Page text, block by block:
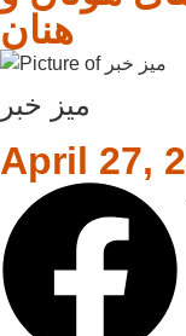
هنان
میز خبر
April 27,